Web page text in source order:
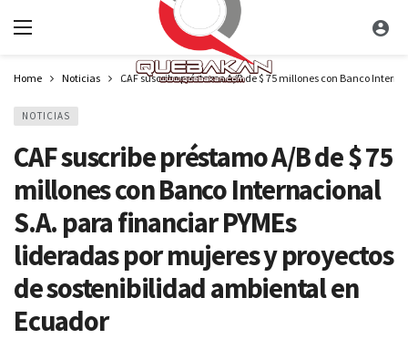
Home Noticias CAF suscribe préstamo A/B de $ 75 millones con Banco
NOTICIAS
CAF suscribe préstamo A/B de $ 75
millones con Banco Internacional
S.A. para financiar PYMEs
lideradas por mujeres y proyectos
de sostenibilidad ambiental en
Ecuador